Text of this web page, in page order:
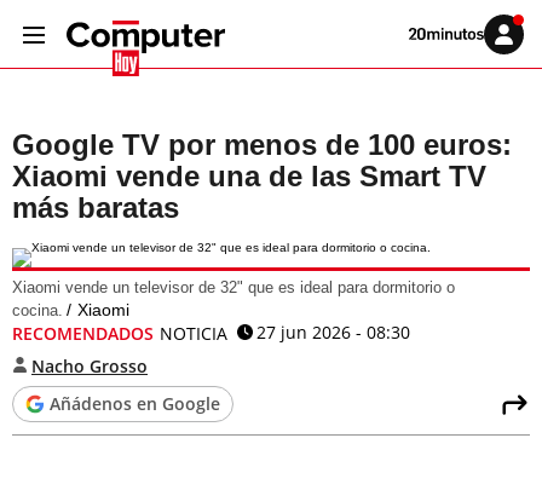
Volver
Iniciar
sesión
Google TV por menos de 100 euros:
Xiaomi vende una de las Smart TV
más baratas
Xiaomi vende un televisor de 32" que es ideal para dormitorio o
cocina.
Xiaomi
RECOMENDADOS NOTICIA
27 jun 2026 - 08:30
Nacho Grosso
Añádenos en Google